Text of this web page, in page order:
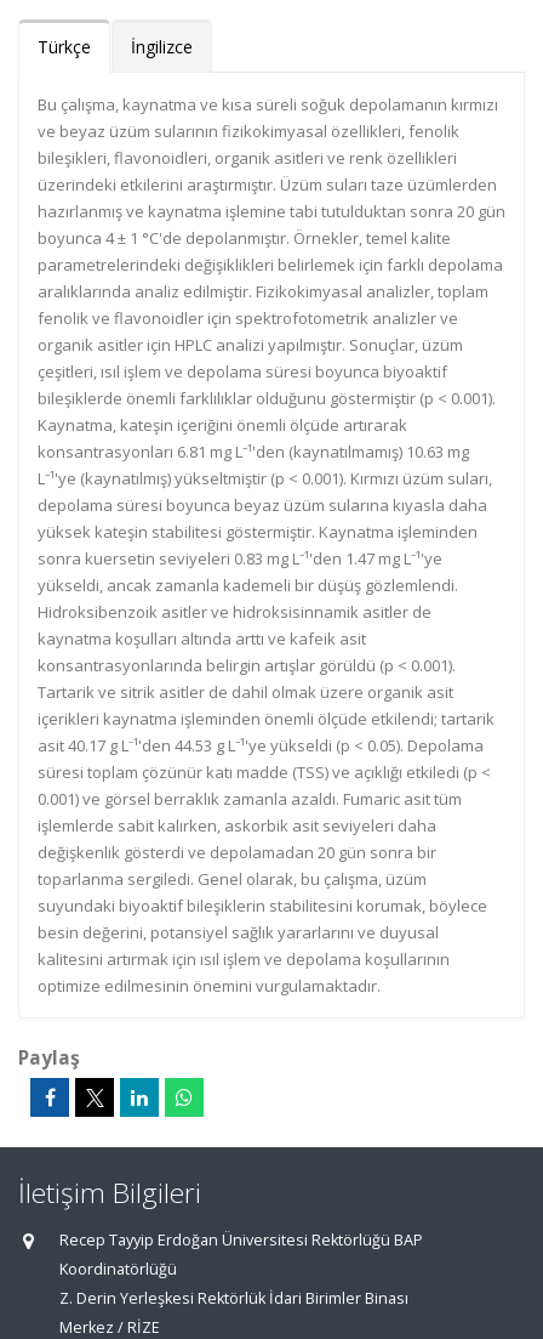
Türkçe İngilizce
Bu çalışma, kaynatma ve kısa süreli soğuk depolamanın kırmızı
ve beyaz üzüm sularının fizikokimyasal özellikleri, fenolik
bileşikleri, flavonoidleri, organik asitleri ve renk özellikleri
üzerindeki etkilerini araştırmıştır. Üzüm suları taze üzümlerden
hazırlanmış ve kaynatma işlemine tabi tutulduktan sonra 20 gün
boyunca 4 ± 1 °C'de depolanmıştır. Örnekler, temel kalite
parametrelerindeki değişiklikleri belirlemek için farklı depolama
aralıklarında analiz edilmiştir. Fizikokimyasal analizler, toplam
fenolik ve flavonoidler için spektrofotometrik analizler ve
organik asitler için HPLC analizi yapılmıştır. Sonuçlar, üzüm
çeşitleri, ısıl işlem ve depolama süresi boyunca biyoaktif
bileşiklerde önemli farklılıklar olduğunu göstermiştir (p < 0.001).
Kaynatma, kateşin içeriğini önemli ölçüde artırarak
konsantrasyonları 6.81 mg L⁻¹'den (kaynatılmamış) 10.63 mg
L⁻¹'ye (kaynatılmış) yükseltmiştir (p < 0.001). Kırmızı üzüm suları,
depolama süresi boyunca beyaz üzüm sularına kıyasla daha
yüksek kateşin stabilitesi göstermiştir. Kaynatma işleminden
sonra kuersetin seviyeleri 0.83 mg L⁻¹'den 1.47 mg L⁻¹'ye
yükseldi, ancak zamanla kademeli bir düşüş gözlemlendi.
Hidroksibenzoik asitler ve hidroksisinnamik asitler de
kaynatma koşulları altında arttı ve kafeik asit
konsantrasyonlarında belirgin artışlar görüldü (p < 0.001).
Tartarik ve sitrik asitler de dahil olmak üzere organik asit
içerikleri kaynatma işleminden önemli ölçüde etkilendi; tartarik
asit 40.17 g L⁻¹'den 44.53 g L⁻¹'ye yükseldi (p < 0.05). Depolama
süresi toplam çözünür katı madde (TSS) ve açıklığı etkiledi (p <
0.001) ve görsel berraklık zamanla azaldı. Fumaric asit tüm
işlemlerde sabit kalırken, askorbik asit seviyeleri daha
değişkenlik gösterdi ve depolamadan 20 gün sonra bir
toparlanma sergiledi. Genel olarak, bu çalışma, üzüm
suyundaki biyoaktif bileşiklerin stabilitesini korumak, böylece
besin değerini, potansiyel sağlık yararlarını ve duyusal
kalitesini artırmak için ısıl işlem ve depolama koşullarının
optimize edilmesinin önemini vurgulamaktadır.
Paylaş
İletişim Bilgileri
Recep Tayyip Erdoğan Üniversitesi Rektörlüğü BAP
Koordinatörlüğü
Z. Derin Yerleşkesi Rektörlük İdari Birimler Binası
Merkez / RİZE